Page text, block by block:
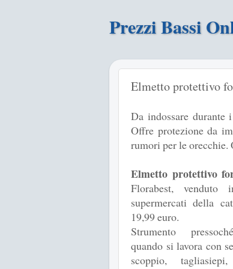
Prezzi Bassi
Elmetto protettivo
Da indossare
Offre protezione da
rumori per le orecchie.
Elmetto protettivo
Florabest, venduto
supermercati della
19,99 euro.
Strumento
quando si lavora con
scoppio,